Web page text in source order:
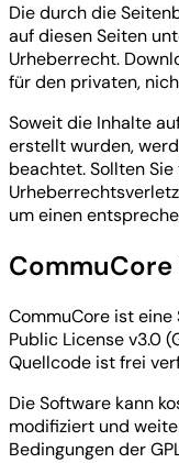
Die durch die
auf diesen Seiten
Urheberrecht.
für den privaten,
Soweit die Inhalte
erstellt wurden,
beachtet. Sollten
um einen
CommuCore ist eine
Public License v3.0
Quellcode ist frei
Die Software kann
modifiziert und
Bedingungen der